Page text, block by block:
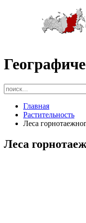
Главная
Растительность
Леса
Леса